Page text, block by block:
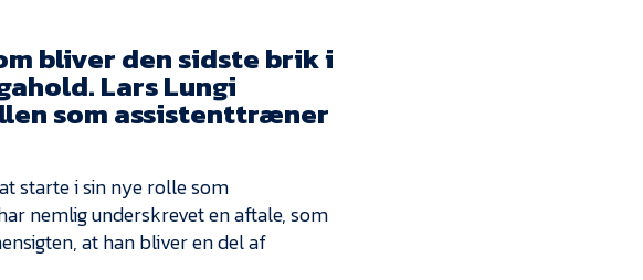
Aktionærinformation
bliver den sidste brik i
Lars Lungi
som assistenttræner
starte i sin nye rolle som
nemlig underskrevet en aftale, som
at han bliver en del af